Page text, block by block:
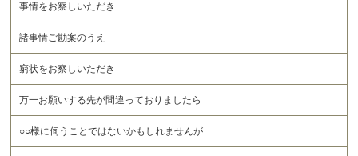
事情をお察しいただき
諸事情ご勘案のうえ
窮状をお察しいただき
万一お願いする先が間違っておりましたら
○○様に伺うことではないかもしれませんが